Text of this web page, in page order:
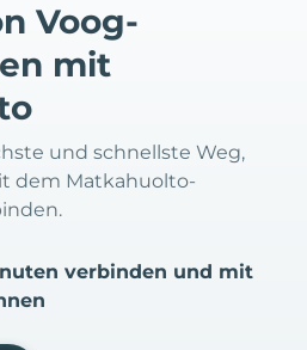
Voog-
mit
und schnellste Weg,
dem Matkahuolto-
verbinden und mit